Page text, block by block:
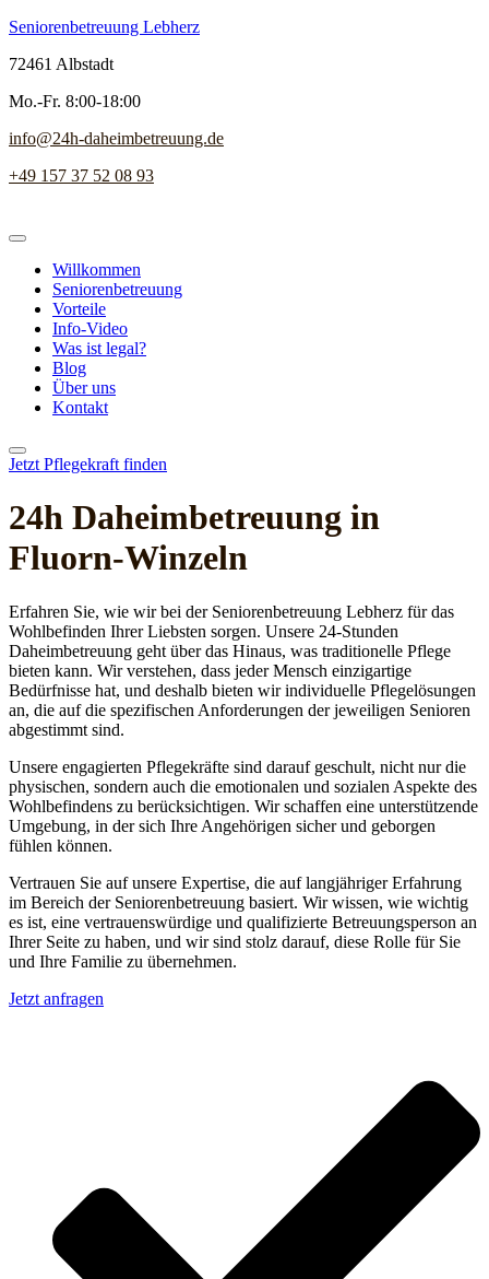
Seniorenbetreuung Lebherz
72461 Albstadt
Mo.-Fr. 8:00-18:00
info@24h-daheimbetreuung.de
+49 157 37 52 08 93
Willkommen
Seniorenbetreuung
Vorteile
Info-Video
Was ist legal?
Blog
Über uns
Kontakt
Jetzt Pflegekraft finden
24h Daheim­betreuung in
Fluorn-Winzeln
Erfahren Sie, wie wir bei der Seniorenbetreuung Lebherz für das
Wohlbefinden Ihrer Liebsten sorgen. Unsere 24-Stunden
Daheimbetreuung geht über das Hinaus, was traditionelle Pflege
bieten kann. Wir verstehen, dass jeder Mensch einzigartige
Bedürfnisse hat, und deshalb bieten wir individuelle Pflegelösungen
an, die auf die spezifischen Anforderungen der jeweiligen Senioren
abgestimmt sind.
Unsere engagierten Pflegekräfte sind darauf geschult, nicht nur die
physischen, sondern auch die emotionalen und sozialen Aspekte des
Wohlbefindens zu berücksichtigen. Wir schaffen eine unterstützende
Umgebung, in der sich Ihre Angehörigen sicher und geborgen
fühlen können.
Vertrauen Sie auf unsere Expertise, die auf langjähriger Erfahrung
im Bereich der Seniorenbetreuung basiert. Wir wissen, wie wichtig
es ist, eine vertrauenswürdige und qualifizierte Betreuungsperson an
Ihrer Seite zu haben, und wir sind stolz darauf, diese Rolle für Sie
und Ihre Familie zu übernehmen.
Jetzt anfragen